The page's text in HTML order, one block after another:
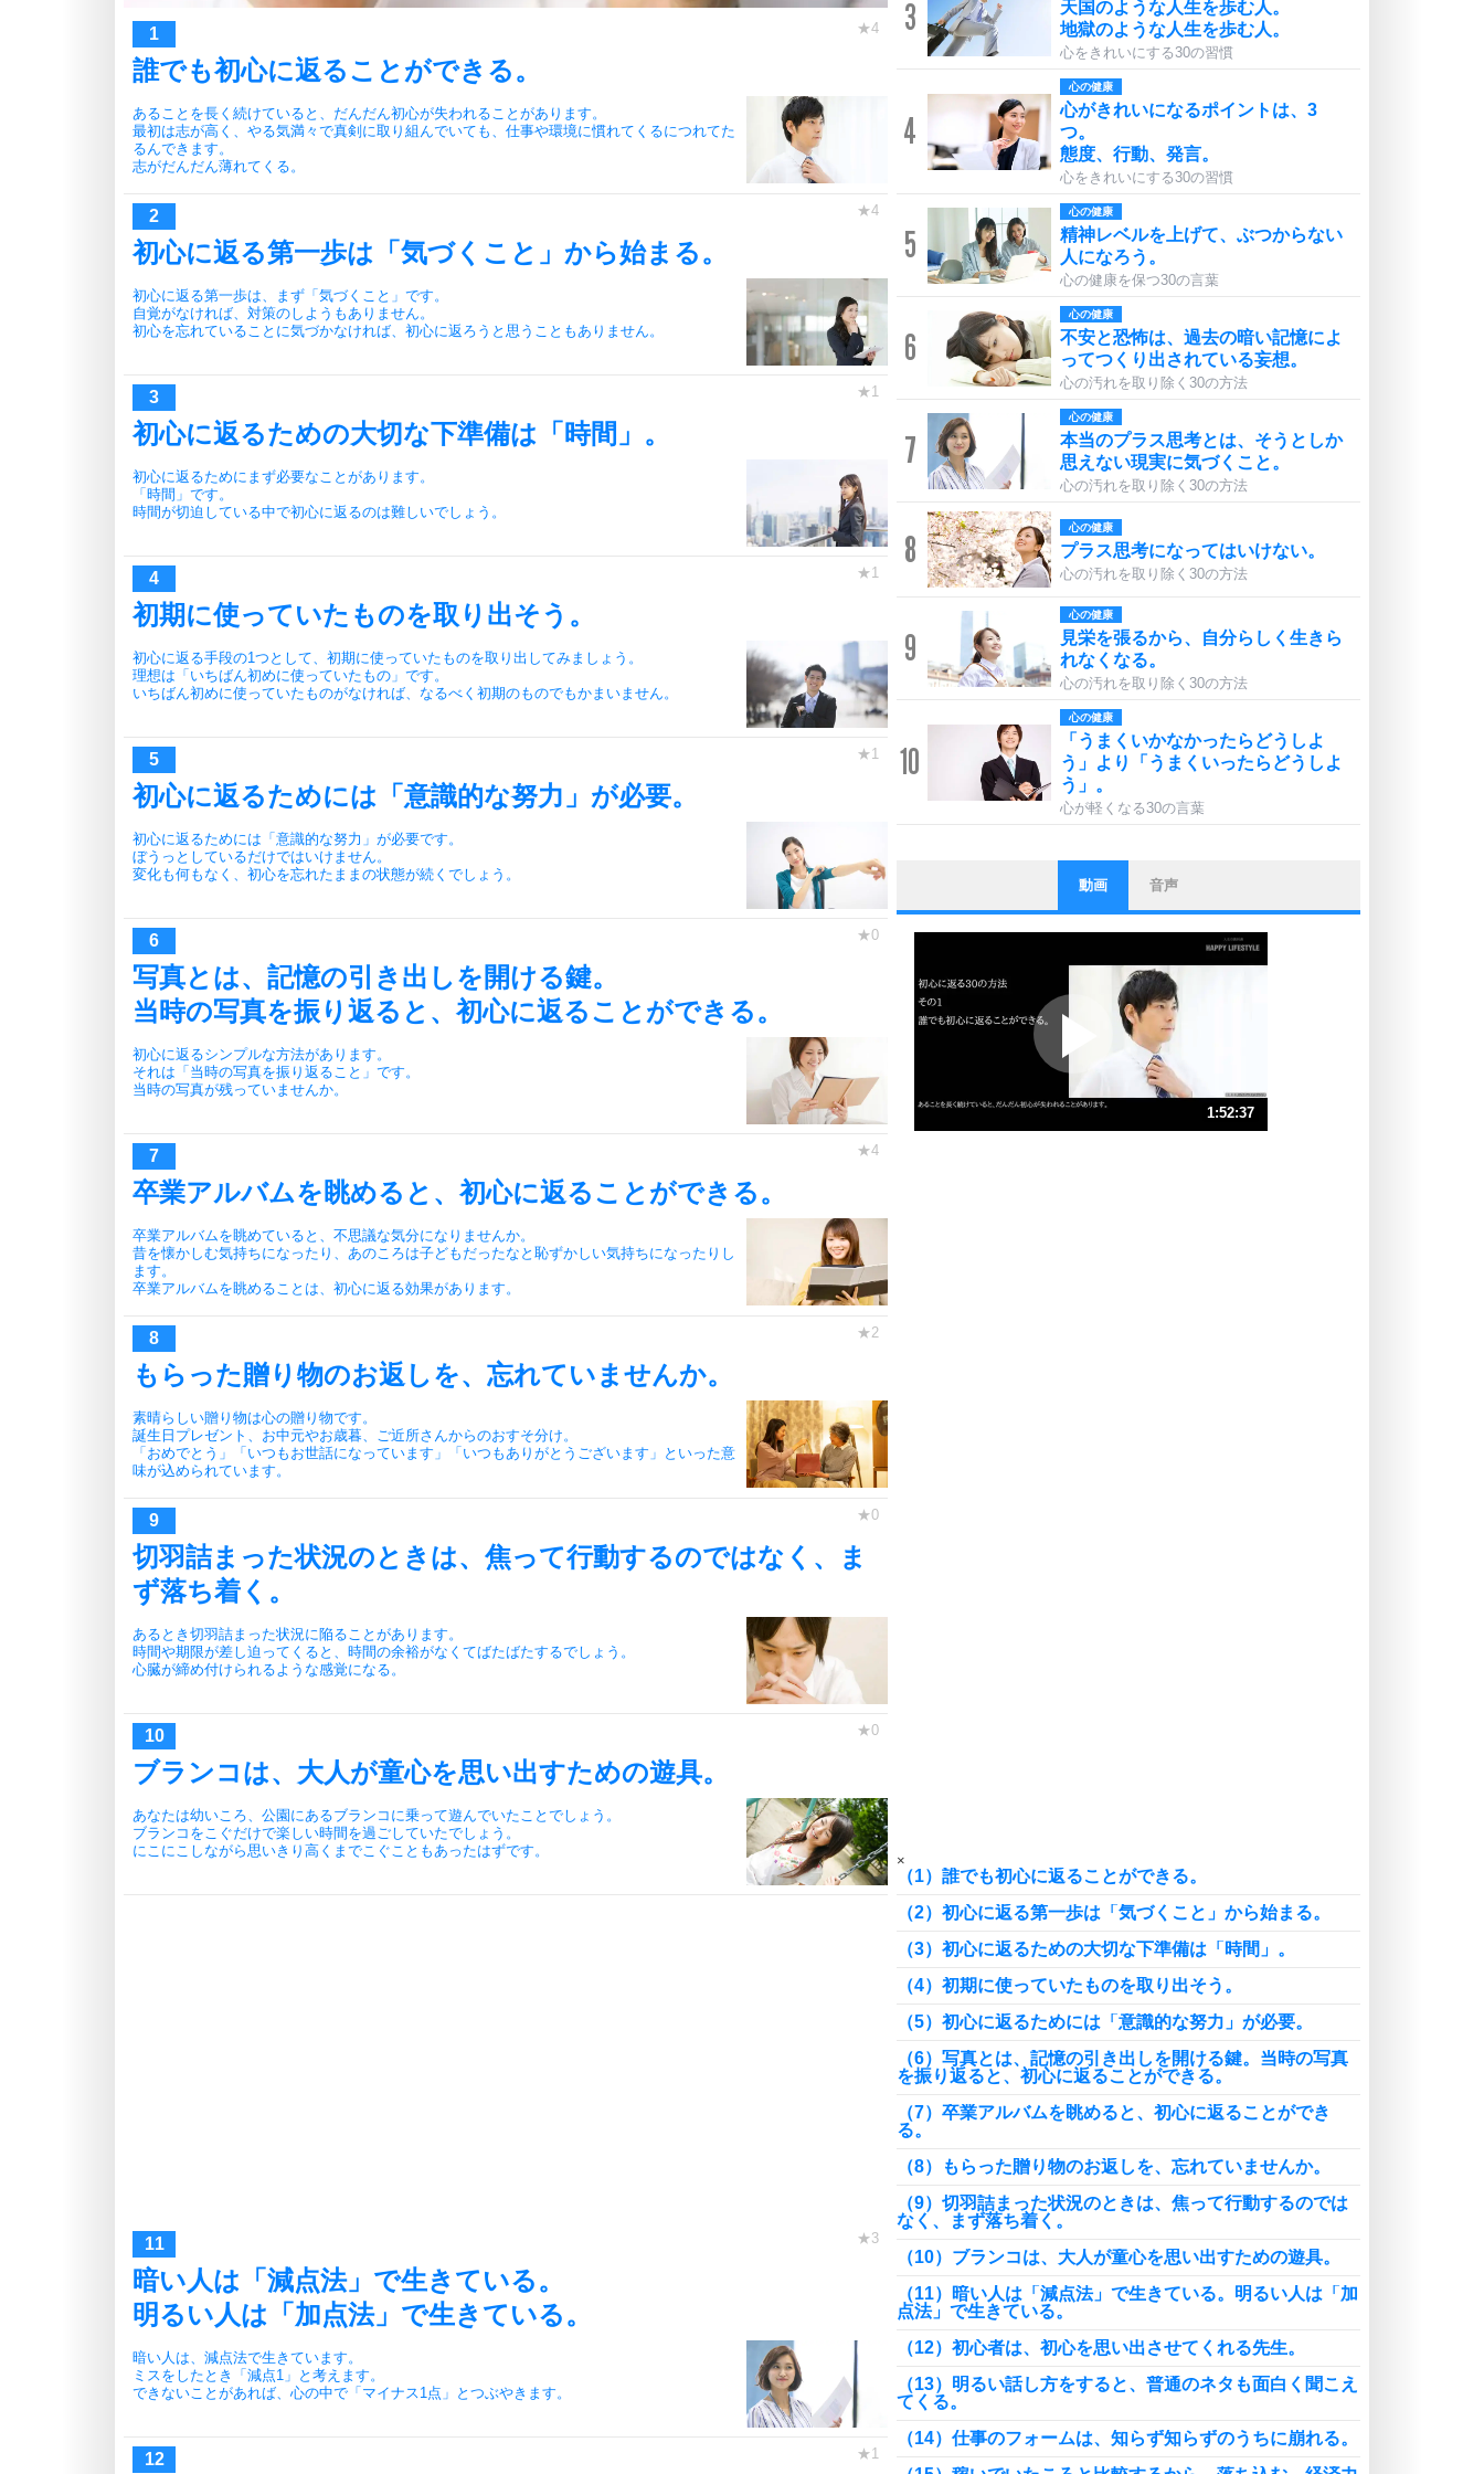
誰でも初心に返ることができる。
あることを長く続けていると、だんだん初心が失われることがあります。
最初は志が高く、やる気満々で真剣に取り組んでいても、仕事や環境に慣れてくるにつれてた
るんできます。
志がだんだん薄れてくる。
初心に返る第一歩は「気づくこと」から始まる。
初心に返る第一歩は、まず「気づくこと」です。
自覚がなければ、対策のしようもありません。
初心を忘れていることに気づかなければ、初心に返ろうと思うこともありません。
初心に返るための大切な下準備は「時間」。
初心に返るためにまず必要なことがあります。
「時間」です。
時間が切迫している中で初心に返るのは難しいでしょう。
初期に使っていたものを取り出そう。
初心に返る手段の1つとして、初期に使っていたものを取り出してみましょう。
理想は「いちばん初めに使っていたもの」です。
いちばん初めに使っていたものがなければ、なるべく初期のものでもかまいません。
初心に返るためには「意識的な努力」が必要。
初心に返るためには「意識的な努力」が必要です。
ぼうっとしているだけではいけません。
変化も何もなく、初心を忘れたままの状態が続くでしょう。
写真とは、記憶の引き出しを開ける鍵。
当時の写真を振り返ると、初心に返ることができる。
初心に返るシンプルな方法があります。
それは「当時の写真を振り返ること」です。
当時の写真が残っていませんか。
卒業アルバムを眺めると、初心に返ることができる。
卒業アルバムを眺めていると、不思議な気分になりませんか。
昔を懐かしむ気持ちになったり、あのころは子どもだったなと恥ずかしい気持ちになったりし
ます。
卒業アルバムを眺めることは、初心に返る効果があります。
もらった贈り物のお返しを、忘れていませんか。
素晴らしい贈り物は心の贈り物です。
誕生日プレゼント、お中元やお歳暮、ご近所さんからのおすそ分け。
「おめでとう」「いつもお世話になっています」「いつもありがとうございます」といった意
味が込められています。
切羽詰まった状況のときは、焦って行動するのではなく、ま
ず落ち着く。
あるとき切羽詰まった状況に陥ることがあります。
時間や期限が差し迫ってくると、時間の余裕がなくてばたばたするでしょう。
心臓が締め付けられるような感覚になる。
ブランコは、大人が童心を思い出すための遊具。
あなたは幼いころ、公園にあるブランコに乗って遊んでいたことでしょう。
ブランコをこぐだけで楽しい時間を過ごしていたでしょう。
にこにこしながら思いきり高くまでこぐこともあったはずです。
暗い人は「減点法」で生きている。
明るい人は「加点法」で生きている。
暗い人は、減点法で生きています。
ミスをしたとき「減点1」と考えます。
できないことがあれば、心の中で「マイナス1点」とつぶやきます。
3
天国のような人生を歩む人。
地獄のような人生を歩む人。
心をきれいにする30の習慣
4
心の健康
心がきれいになるポイントは、3
つ。
態度、行動、発言。
心をきれいにする30の習慣
5
心の健康
精神レベルを上げて、ぶつからない
人になろう。
心の健康を保つ30の言葉
6
心の健康
不安と恐怖は、過去の暗い記憶によ
ってつくり出されている妄想。
心の汚れを取り除く30の方法
7
心の健康
本当のプラス思考とは、そうとしか
思えない現実に気づくこと。
心の汚れを取り除く30の方法
8
心の健康
プラス思考になってはいけない。
心の汚れを取り除く30の方法
9
心の健康
見栄を張るから、自分らしく生きら
れなくなる。
心の汚れを取り除く30の方法
10
心の健康
「うまくいかなかったらどうしよ
う」より「うまくいったらどうしよ
う」。
心が軽くなる30の言葉
1
ストレス対策
他人と比べない。
いっそのこと、他人を見ない。
プラス思考
ポジティブになれない原因は、行動
しないから。
ポジティブ思考になる30の方法
3
ストレス対策
恋する人が知っておきたい30の大切なこと
動画 音声
1:52:37
×
（1）誰でも初心に返ることができる。
（2）初心に返る第一歩は「気づくこと」から始まる。
（3）初心に返るための大切な下準備は「時間」。
（4）初期に使っていたものを取り出そう。
（5）初心に返るためには「意識的な努力」が必要。
（6）写真とは、記憶の引き出しを開ける鍵。当時の写真
を振り返ると、初心に返ることができる。
（7）卒業アルバムを眺めると、初心に返ることができ
る。
（8）もらった贈り物のお返しを、忘れていませんか。
（9）切羽詰まった状況のときは、焦って行動するのでは
なく、まず落ち着く。
（10）ブランコは、大人が童心を思い出すための遊具。
（11）暗い人は「減点法」で生きている。明るい人は「加
点法」で生きている。
（12）初心者は、初心を思い出させてくれる先生。
（13）明るい話し方をすると、普通のネタも面白く聞こえ
てくる。
（14）仕事のフォームは、知らず知らずのうちに崩れる。